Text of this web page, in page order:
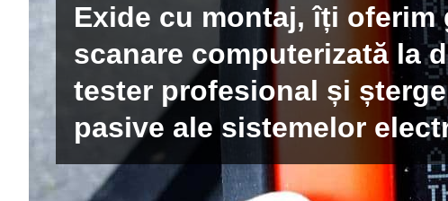
domiciliu. Centru autorizat